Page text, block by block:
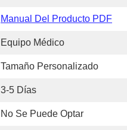
Manual Del Producto PDF
Equipo Médico
Tamaño Personalizado
3-5 Días
No Se Puede Optar